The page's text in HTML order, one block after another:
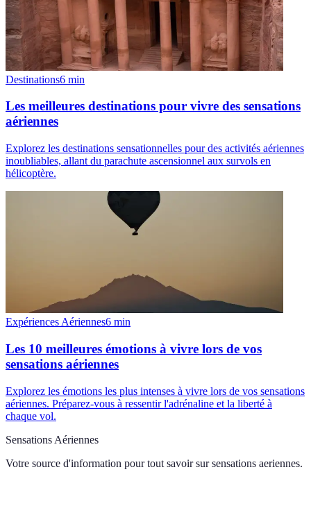
Destinations6 min
Les meilleures destinations pour vivre des sensations
aériennes
Explorez les destinations sensationnelles pour des activités aériennes
inoubliables, allant du parachute ascensionnel aux survols en
hélicoptère.
Expériences Aériennes6 min
Les 10 meilleures émotions à vivre lors de vos
sensations aériennes
Explorez les émotions les plus intenses à vivre lors de vos sensations
aériennes. Préparez-vous à ressentir l'adrénaline et la liberté à
chaque vol.
Sensations Aériennes
Votre source d'information pour tout savoir sur sensations aeriennes.